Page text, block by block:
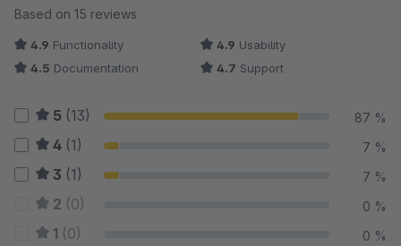
Average rating of 4.73 out of 5 stars
Based on 15 reviews
4.9 Functionality 4.9 Usability
4.5 Documentation 4.7 Support
5 (13) 87 %
4 (1) 7 %
3 (1) 7 %
2 (0) 0 %
1 (0) 0 %